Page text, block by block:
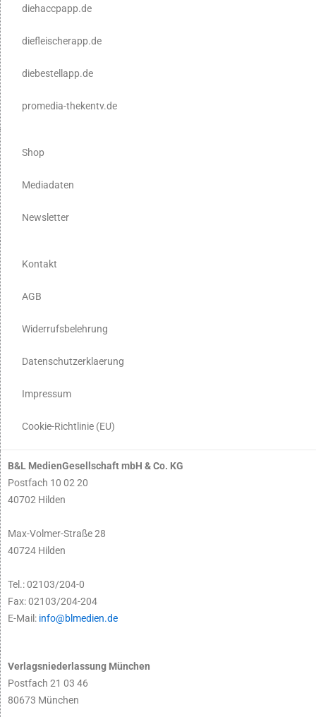
diehaccpapp.de
diefleischerapp.de
diebestellapp.de
promedia-thekentv.de
Shop
Mediadaten
Newsletter
Kontakt
AGB
Widerrufsbelehrung
Datenschutzerklaerung
Impressum
Cookie-Richtlinie (EU)
B&L MedienGesellschaft mbH & Co. KG
Postfach 10 02 20
40702 Hilden
Max-Volmer-Straße 28
40724 Hilden
Tel.: 02103/204-0
Fax: 02103/204-204
E-Mail: info@blmedien.de
Verlagsniederlassung München
Postfach 21 03 46
80673 München